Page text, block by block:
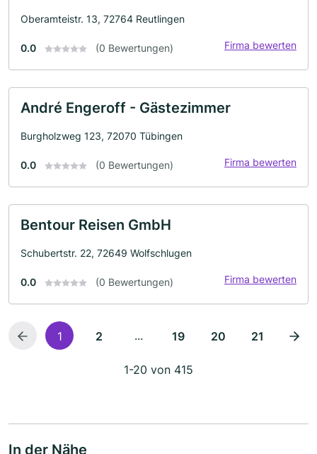
Oberamteistr. 13, 72764 Reutlingen
0.0 (0 Bewertungen) Firma bewerten
André Engeroff - Gästezimmer
Burgholzweg 123, 72070 Tübingen
0.0 (0 Bewertungen) Firma bewerten
Bentour Reisen GmbH
Schubertstr. 22, 72649 Wolfschlugen
0.0 (0 Bewertungen) Firma bewerten
1 2 ... 19 20 21
1-20 von 415
In der Nähe